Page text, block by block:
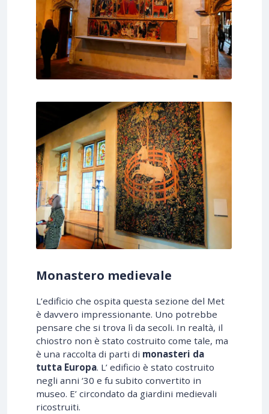
Monastero medievale
L’edificio che ospita questa sezione del Met
è davvero impressionante. Uno potrebbe
pensare che si trova lì da secoli. In realtà, il
chiostro non è stato costruito come tale, ma
è una raccolta di parti di monasteri da
tutta Europa. L’ edificio è stato costruito
negli anni ‘30 e fu subito convertito in
museo. E’ circondato da giardini medievali
ricostruiti.